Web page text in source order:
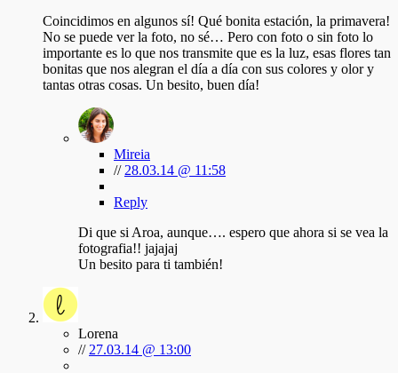
Coincidimos en algunos sí! Qué bonita estación, la primavera!
No se puede ver la foto, no sé… Pero con foto o sin foto lo
importante es lo que nos transmite que es la luz, esas flores tan
bonitas que nos alegran el día a día con sus colores y olor y
tantas otras cosas. Un besito, buen día!
Mireia
// 28.03.14 @ 11:58
Reply
Di que si Aroa, aunque…. espero que ahora si se vea la
fotografia!! jajajaj
Un besito para ti también!
Lorena
// 27.03.14 @ 13:00